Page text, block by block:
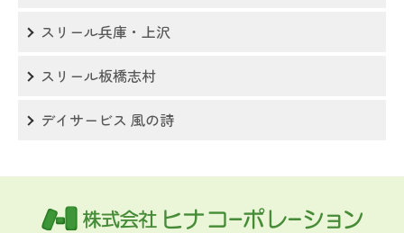
スリール兵庫・上沢
スリール板橋志村
デイサービス 風の詩